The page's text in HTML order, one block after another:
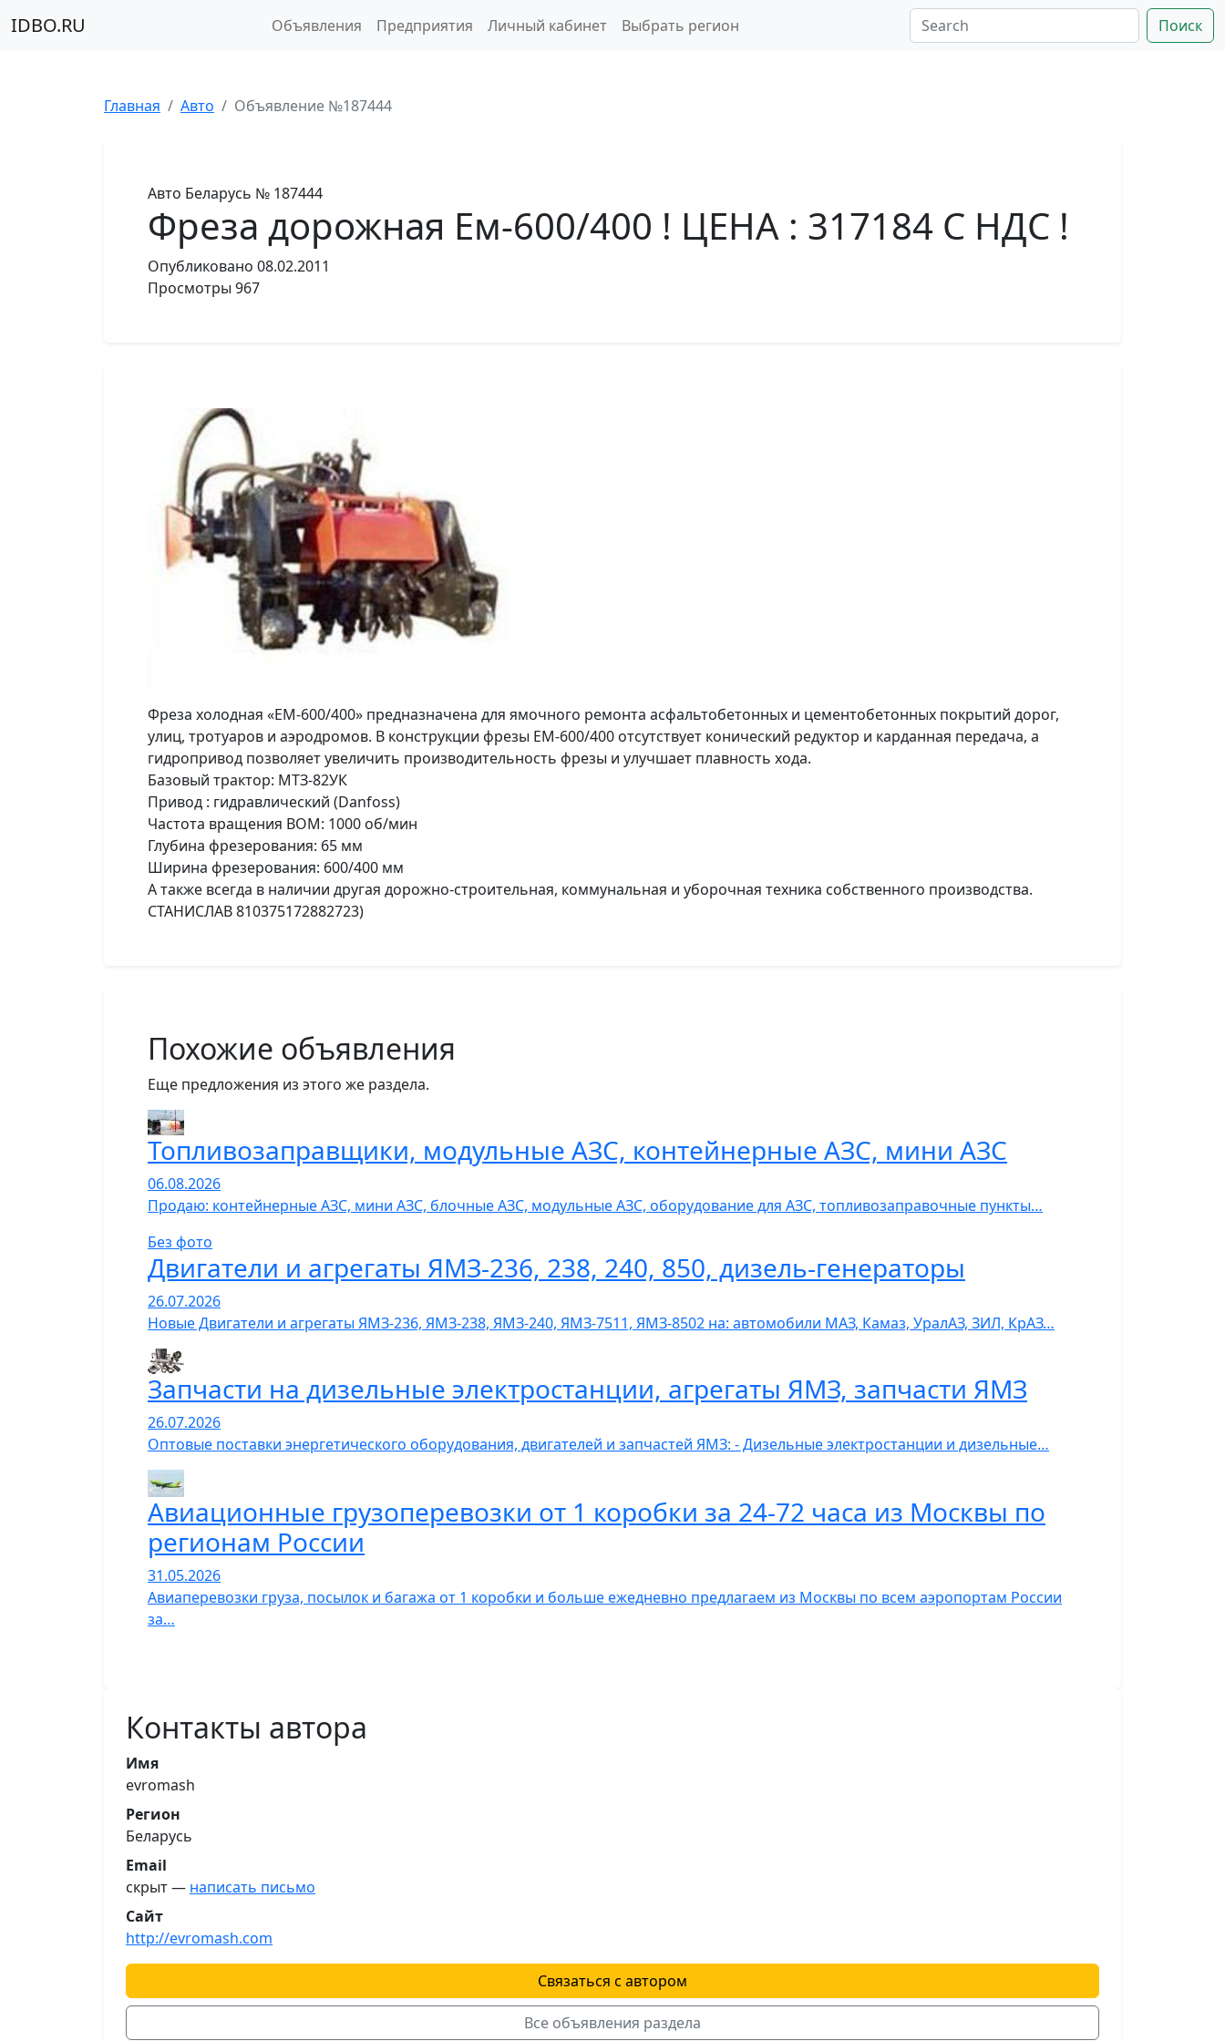
IDBO.RU Объявления Предприятия Личный кабинет Выбрать регион Поиск
Главная Авто Объявление №187444
Авто Беларусь № 187444
Фреза дорожная Ем-600/400 ! ЦЕНА : 317184 С НДС !
Опубликовано 08.02.2011
Просмотры 967
Фреза холодная «ЕМ-600/400» предназначена для ямочного ремонта асфальтобетонных и цементобетонных покрытий дорог,
улиц, тротуаров и аэродромов. В конструкции фрезы ЕМ-600/400 отсутствует конический редуктор и карданная передача, а
гидропривод позволяет увеличить производительность фрезы и улучшает плавность хода.
Базовый трактор: МТЗ-82УК
Привод : гидравлический (Danfoss)
Частота вращения ВОМ: 1000 об/мин
Глубина фрезерования: 65 мм
Ширина фрезерования: 600/400 мм
А также всегда в наличии другая дорожно-строительная, коммунальная и уборочная техника собственного производства.
СТАНИСЛАВ 810375172882723)
Похожие объявления
Еще предложения из этого же раздела.
Топливозаправщики, модульные АЗС, контейнерные АЗС, мини АЗС
06.08.2026
Продаю: контейнерные АЗС, мини АЗС, блочные АЗС, модульные АЗС, оборудование для АЗС, топливозаправочные пункты…
Без фото
Двигатели и агрегаты ЯМЗ-236, 238, 240, 850, дизель-генераторы
26.07.2026
Новые Двигатели и агрегаты ЯМЗ-236, ЯМЗ-238, ЯМЗ-240, ЯМЗ-7511, ЯМЗ-8502 на: автомобили МАЗ, Камаз, УралАЗ, ЗИЛ, КрАЗ…
Запчасти на дизельные электростанции, агрегаты ЯМЗ, запчасти ЯМЗ
26.07.2026
Оптовые поставки энергетического оборудования, двигателей и запчастей ЯМЗ: - Дизельные электростанции и дизельные…
Авиационные грузоперевозки от 1 коробки за 24-72 часа из Москвы по
регионам России
31.05.2026
Авиаперевозки груза, посылок и багажа от 1 коробки и больше ежедневно предлагаем из Москвы по всем аэропортам России
за…
Контакты автора
Имя
evromash
Регион
Беларусь
Email
скрыт — написать письмо
Сайт
http://evromash.com
Связаться с автором
Все объявления раздела